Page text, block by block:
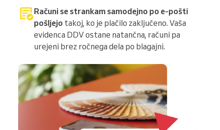
Računi se strankam samodejno po e-pošti
pošljejo takoj, ko je plačilo zaključeno. Vaša
evidenca DDV ostane natančna, računi pa
urejeni brez ročnega dela po blagajni.